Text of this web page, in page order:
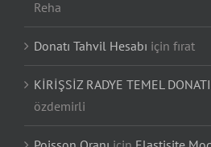
Reha
Donatı Tahvil Hesabı için fırat
KİRİŞSİZ RADYE TEMEL
özdemirli